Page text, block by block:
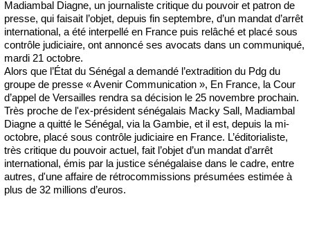
Madiambal Diagne, un journaliste critique du pouvoir et patron de
presse, qui faisait l’objet, depuis fin septembre, d’un mandat d’arrêt
international, a été interpellé en France puis relâché et placé sous
contrôle judiciaire, ont annoncé ses avocats dans un communiqué,
mardi 21 octobre.
Alors que l’État du Sénégal a demandé l’extradition du Pdg du
groupe de presse « Avenir Communication », En France, la Cour
d’appel de Versailles rendra sa décision le 25 novembre prochain.
Très proche de l'ex-président sénégalais Macky Sall, Madiambal
Diagne a quitté le Sénégal, via la Gambie, et il est, depuis la mi-
octobre, placé sous contrôle judiciaire en France. L’éditorialiste,
très critique du pouvoir actuel, fait l’objet d’un mandat d’arrêt
international, émis par la justice sénégalaise dans le cadre, entre
autres, d'une affaire de rétrocommissions présumées estimée à
plus de 32 millions d’euros.